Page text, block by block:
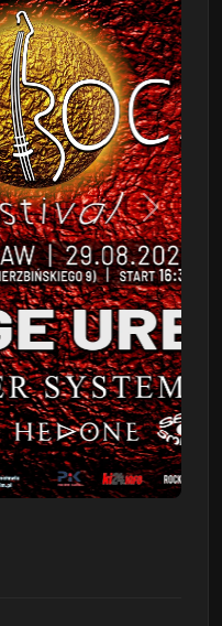
Następny